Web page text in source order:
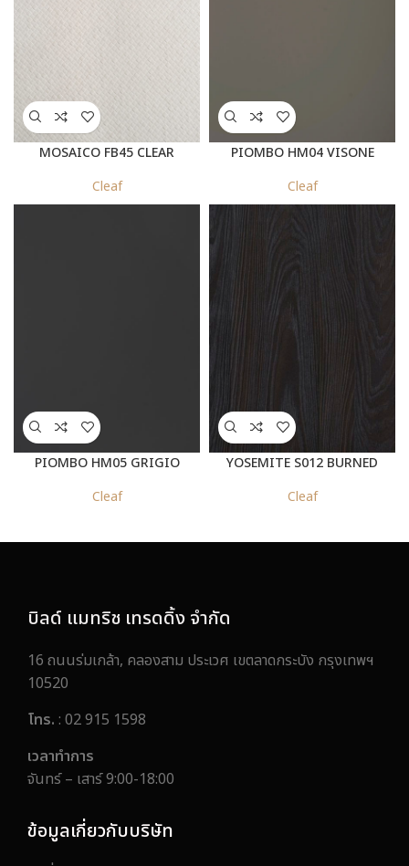
MOSAICO FB45 CLEAR
Cleaf
PIOMBO HM04 VISONE
Cleaf
PIOMBO HM05 GRIGIO
Cleaf
YOSEMITE S012 BURNED
Cleaf
บิลด์ แมทริช เทรดดิ้ง จำกัด
16 ถนนร่มเกล้า, คลองสาม ประเวศ เขตลาดกระบัง กรุงเทพฯ
10520
โทร.: 02 915 1598
เวลาทำการ
จันทร์ – เสาร์ 9:00-18:00
ข้อมูลเกี่ยวกับบริษัท